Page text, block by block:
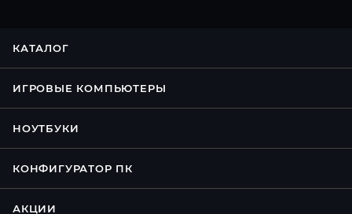
КАТАЛОГ
ИГРОВЫЕ КОМПЬЮТЕРЫ
НОУТБУКИ
КОНФИГУРАТОР ПК
АКЦИИ